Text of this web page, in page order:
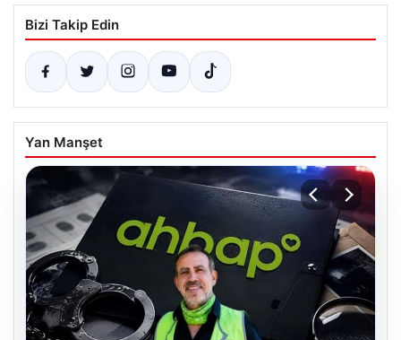
Bizi Takip Edin
Yan Manşet